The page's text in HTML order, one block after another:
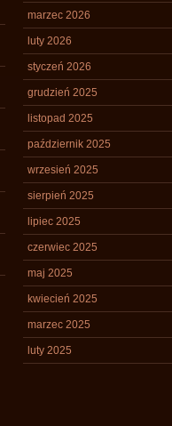
marzec 2026
luty 2026
styczeń 2026
grudzień 2025
listopad 2025
październik 2025
wrzesień 2025
sierpień 2025
lipiec 2025
czerwiec 2025
maj 2025
kwiecień 2025
marzec 2025
luty 2025